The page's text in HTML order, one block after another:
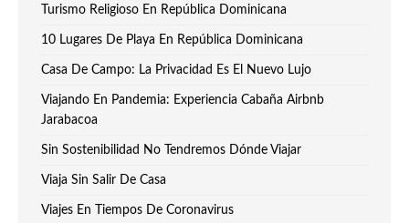
Turismo Religioso En República Dominicana
10 Lugares De Playa En República Dominicana
Casa De Campo: La Privacidad Es El Nuevo Lujo
Viajando En Pandemia: Experiencia Cabaña Airbnb
Jarabacoa
Sin Sostenibilidad No Tendremos Dónde Viajar
Viaja Sin Salir De Casa
Viajes En Tiempos De Coronavirus